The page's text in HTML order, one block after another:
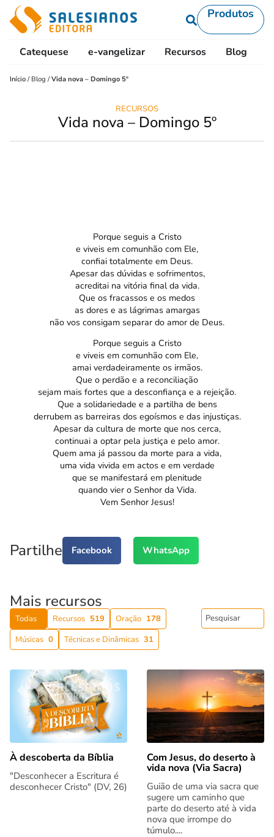
Produtos
Catequese e-vangelizar Recursos Blog
Início / Blog /Vida nova – Domingo 5º
RECURSOS
Vida nova – Domingo 5º
Porque seguis a Cristo
e viveis em comunhão com Ele,
confiai totalmente em Deus.
Apesar das dúvidas e sofrimentos,
acreditai na vitória final da vida.
Que os fracassos e os medos
as dores e as lágrimas amargas
não vos consigam separar do amor de Deus.
Porque seguis a Cristo
e viveis em comunhão com Ele,
amai verdadeiramente os irmãos.
Que o perdão e a reconciliação
sejam mais fortes que a desconfiança e a rejeição.
Que a solidariedade e a partilha de bens
derrubem as barreiras dos egoísmos e das injustiças.
Apesar da cultura de morte que nos cerca,
continuai a optar pela justiça e pelo amor.
Quem ama já passou da morte para a vida,
uma vida vivida em actos e em verdade
que se manifestará em plenitude
quando vier o Senhor da Vida.
Vem Senhor Jesus!
Partilhe Facebook WhatsApp
Mais recursos
Todas Recursos 519 Oração 178
Músicas 0 Técnicas e Dinâmicas 31
À descoberta da Bíblia
"Desconhecer a Escritura é
desconhecer Cristo" (DV, 26)
Com Jesus, do deserto à
vida nova (Via Sacra)
Guião de uma via sacra que
sugere um caminho que
parte do deserto até à vida
nova que irrompe do
túmulo....